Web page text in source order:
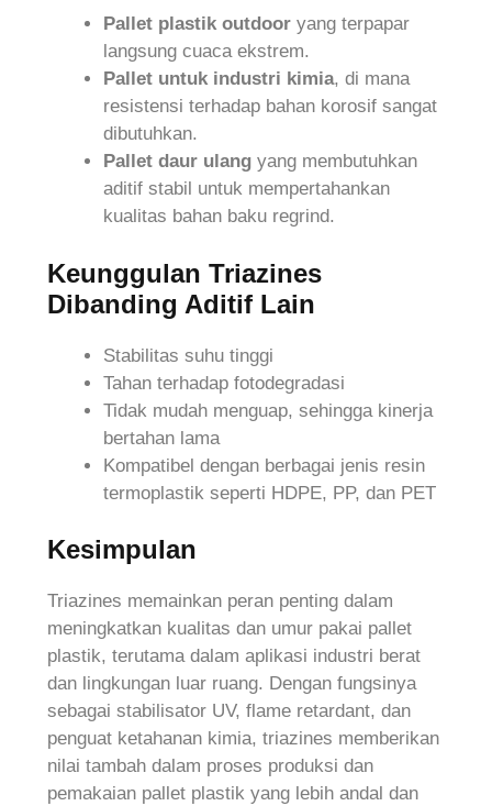
Pallet plastik outdoor yang terpapar
langsung cuaca ekstrem.
Pallet untuk industri kimia, di mana
resistensi terhadap bahan korosif sangat
dibutuhkan.
Pallet daur ulang yang membutuhkan
aditif stabil untuk mempertahankan
kualitas bahan baku regrind.
Keunggulan Triazines
Dibanding Aditif Lain
Stabilitas suhu tinggi
Tahan terhadap fotodegradasi
Tidak mudah menguap, sehingga kinerja
bertahan lama
Kompatibel dengan berbagai jenis resin
termoplastik seperti HDPE, PP, dan PET
Kesimpulan
Triazines memainkan peran penting dalam
meningkatkan kualitas dan umur pakai pallet
plastik, terutama dalam aplikasi industri berat
dan lingkungan luar ruang. Dengan fungsinya
sebagai stabilisator UV, flame retardant, dan
penguat ketahanan kimia, triazines memberikan
nilai tambah dalam proses produksi dan
pemakaian pallet plastik yang lebih andal dan